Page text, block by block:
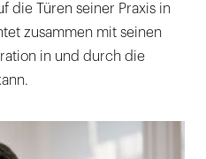
die Türen seiner Praxis in
zusammen mit seinen
in und durch die